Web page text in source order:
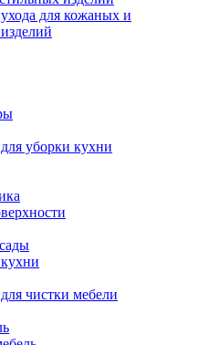
для кожаных и
уборки кухни
чистки мебели